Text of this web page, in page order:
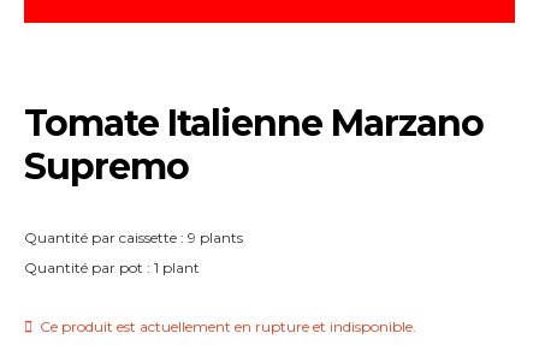
Tomate Italienne Marzano
Supremo
Quantité par caissette : 9 plants
Quantité par pot : 1 plant
Ce produit est actuellement en rupture et indisponible.